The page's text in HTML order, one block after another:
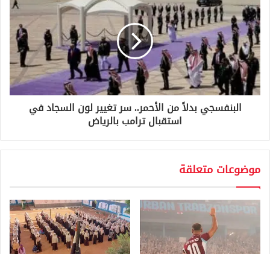
البنفسجي بدلاً من الأحمر.. سر تغيير لون السجاد في
استقبال ترامب بالرياض
موضوعات متعلقة